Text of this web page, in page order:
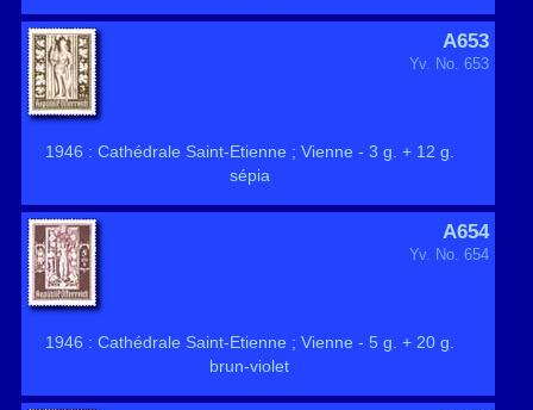
A653
Yv. No. 653
1946 : Cathédrale Saint-Etienne ; Vienne - 3 g. + 12 g.
sépia
A654
Yv. No. 654
1946 : Cathédrale Saint-Etienne ; Vienne - 5 g. + 20 g.
brun-violet